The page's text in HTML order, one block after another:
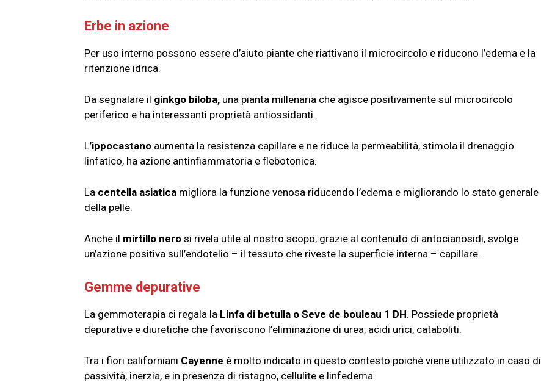
Erbe in azione
Per uso interno possono essere d’aiuto piante che riattivano il microcircolo e riducono l’edema e la
ritenzione idrica.
Da segnalare il ginkgo biloba, una pianta millenaria che agisce positivamente sul microcircolo
periferico e ha interessanti proprietà antiossidanti.
L’ippocastano aumenta la resistenza capillare e ne riduce la permeabilità, stimola il drenaggio
linfatico, ha azione antinfiammatoria e flebotonica.
La centella asiatica migliora la funzione venosa riducendo l’edema e migliorando lo stato generale
della pelle.
Anche il mirtillo nero si rivela utile al nostro scopo, grazie al contenuto di antocianosidi, svolge
un’azione positiva sull’endotelio – il tessuto che riveste la superficie interna – capillare.
Gemme depurative
La gemmoterapia ci regala la Linfa di betulla o Seve de bouleau 1 DH. Possiede proprietà
depurative e diuretiche che favoriscono l’eliminazione di urea, acidi urici, cataboliti.
Tra i fiori californiani Cayenne è molto indicato in questo contesto poiché viene utilizzato in caso di
passività, inerzia, e in presenza di ristagno, cellulite e linfedema.